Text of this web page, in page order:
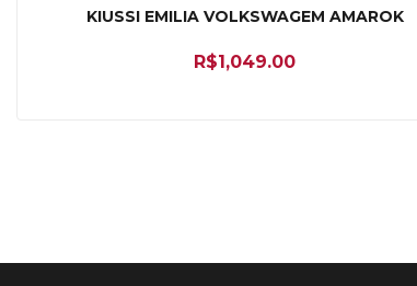
KIUSSI EMILIA VOLKSWAGEM AMAROK
R$1,049.00